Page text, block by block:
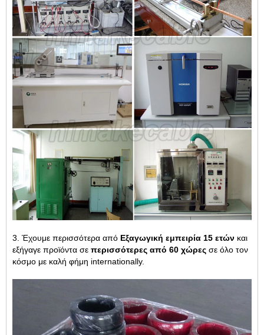
3. Έχουμε περισσότερα από Εξαγωγική εμπειρία 15 ετών και
εξήγαγε προϊόντα σε περισσότερες από 60 χώρες σε όλο τον
κόσμο με καλή φήμη internationally.